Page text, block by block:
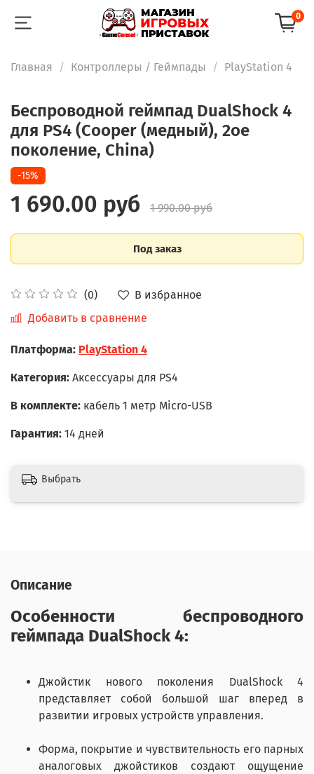
0
Главная Контроллеры / Геймпады PlayStation 4
Беспроводной геймпад DualShock 4
для PS4 (Cooper (медный), 2ое
поколение, China)
(0)
В избранное
Добавить в сравнение
-15%
1 690.00 руб 1 990.00 руб
Под заказ
Платформа: PlayStation 4
Категория: Аксессуары для PS4
В комплекте: кабель 1 метр Miсro-USB
Гарантия: 14 дней
Выбрать
Описание
Особенности беспроводного
геймпада DualShock 4:
Джойстик нового поколения DualShock 4
представляет собой большой шаг вперед в
развитии игровых устройств управления.
Форма, покрытие и чувствительность его парных
аналоговых джойстиков создают ощущение